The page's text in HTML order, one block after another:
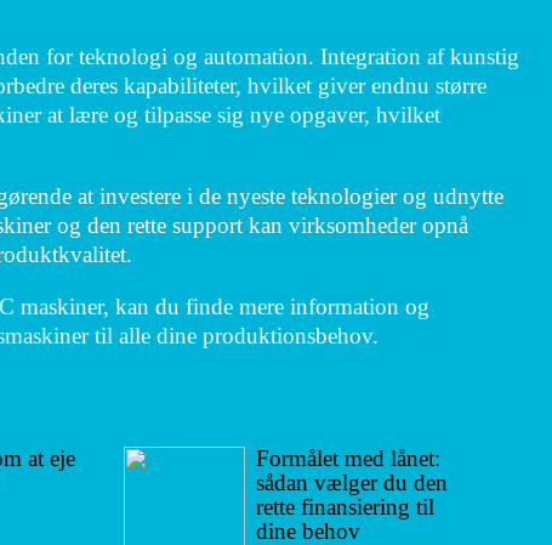
for teknologi og automation. Integration af kunstig
deres kapabiliteter, hvilket giver endnu større
at lære og tilpasse sig nye opgaver, hvilket
at investere i de nyeste teknologier og udnytte
og den rette support kan virksomheder opnå
maskiner, kan du finde mere information og
til alle dine produktionsbehov.
at eje
Formålet med lånet:
sådan vælger du den
rette finansiering til
dine behov